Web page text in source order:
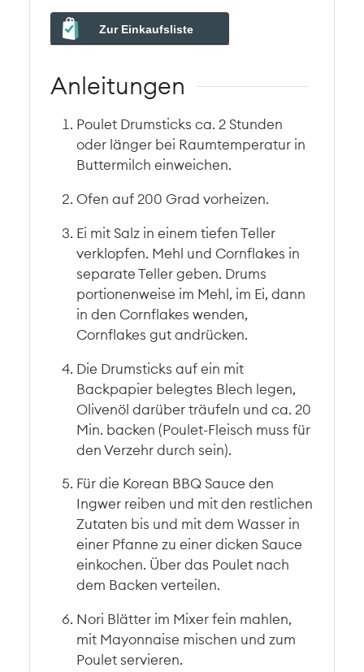
Zur Einkaufsliste
Anleitungen
Poulet Drumsticks ca. 2 Stunden
oder länger bei Raumtemperatur in
Buttermilch einweichen.
Ofen auf 200 Grad vorheizen.
Ei mit Salz in einem tiefen Teller
verklopfen. Mehl und Cornflakes in
separate Teller geben. Drums
portionenweise im Mehl, im Ei, dann
in den Cornflakes wenden,
Cornflakes gut andrücken.
Die Drumsticks auf ein mit
Backpapier belegtes Blech legen,
Olivenöl darüber träufeln und ca. 20
Min. backen (Poulet-Fleisch muss für
den Verzehr durch sein).
Für die Korean BBQ Sauce den
Ingwer reiben und mit den restlichen
Zutaten bis und mit dem Wasser in
einer Pfanne zu einer dicken Sauce
einkochen. Über das Poulet nach
dem Backen verteilen.
Nori Blätter im Mixer fein mahlen,
mit Mayonnaise mischen und zum
Poulet servieren.